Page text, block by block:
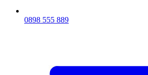
0898 555 889